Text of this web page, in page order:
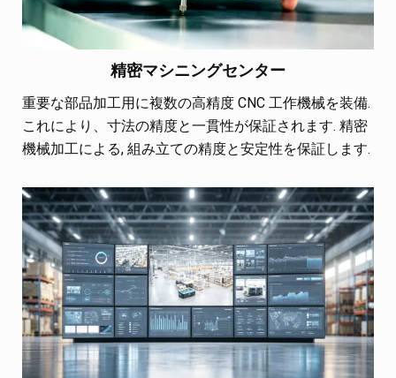
精密マシニングセンター
重要な部品加工用に複数の高精度 CNC 工作機械を装備.
これにより、寸法の精度と一貫性が保証されます. 精密
機械加工による, 組み立ての精度と安定性を保証します.